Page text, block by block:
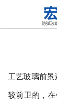
工艺玻璃前
较前卫的，